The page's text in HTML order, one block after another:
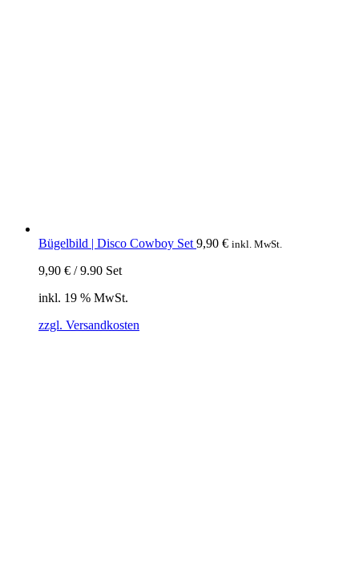
Bügelbild | Disco Cowboy Set 9,90 € inkl. MwSt.
9,90 € /9.90 Set
inkl. 19 % MwSt.
zzgl. Versandkosten